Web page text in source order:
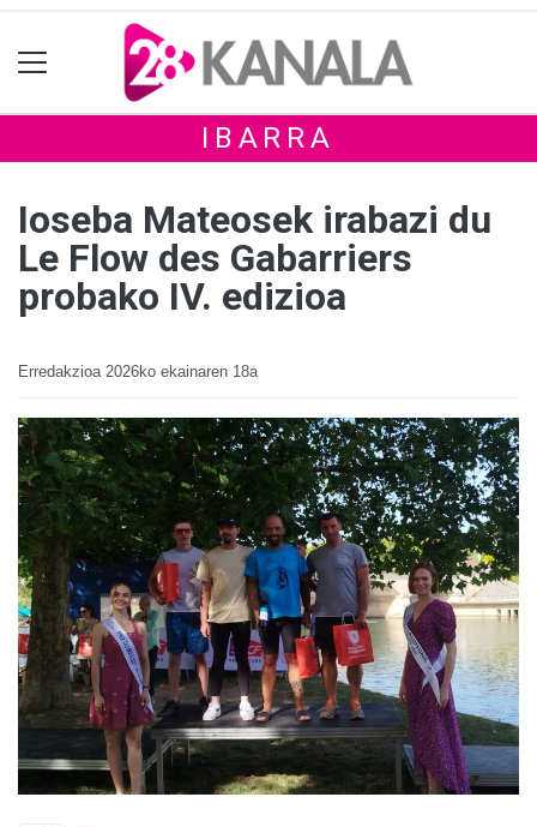
IBARRA
Ioseba Mateosek irabazi du
Le Flow des Gabarriers
probako IV. edizioa
Erredakzioa 2026ko ekainaren 18a